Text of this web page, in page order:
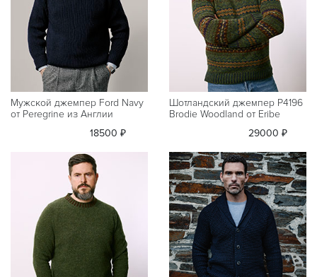
Мужской джемпер Ford Navy
от Peregrine из Англии
18500 ₽
Шотландский джемпер P4196
Brodie Woodland от Eribe
29000 ₽